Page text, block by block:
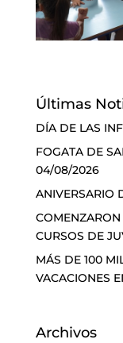
Últimas
DÍA DE LAS
FOGATA DE
04/08/2026
ANIVERSARIO
COMENZARON
CURSOS DE
MÁS DE 100
VACACIONES
Archivos